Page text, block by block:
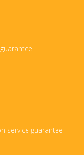
service guarantee